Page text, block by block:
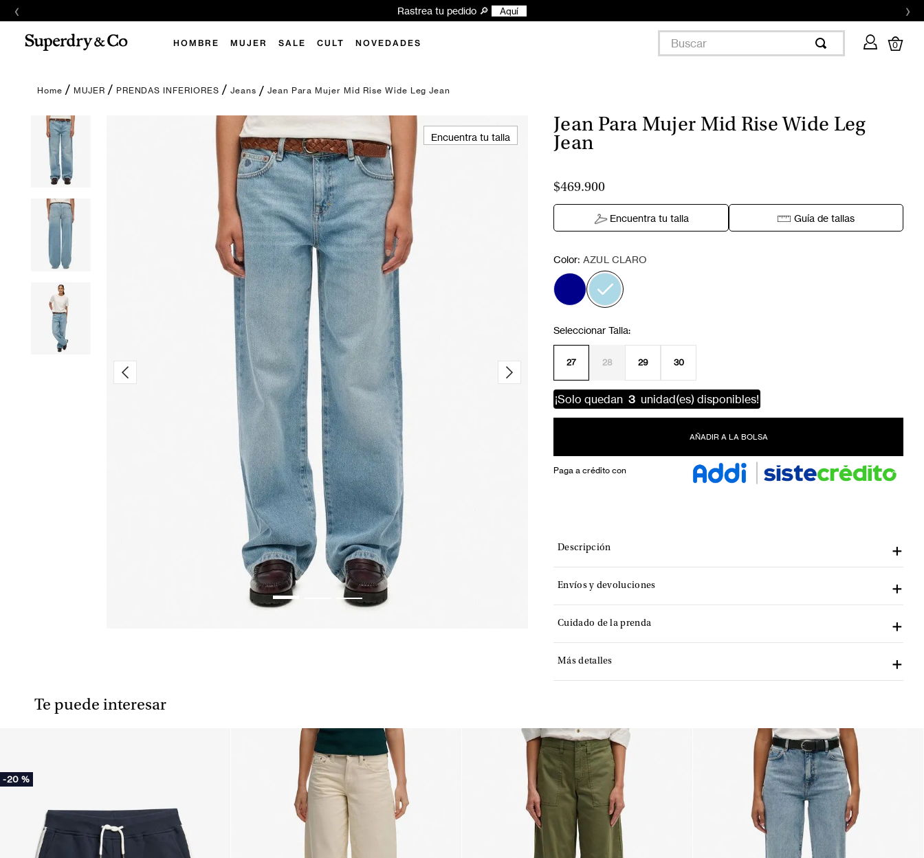
‹ Rastrea tu pedido 🔎 Aquí ›
HOMBRE MUJER SALE CULT NOVEDADES
Buscar
0
MUJER PRENDAS INFERIORES Jeans Jean Para Mujer Mid Rise Wide Leg Jean
Encuentra tu talla
Jean Para Mujer Mid Rise Wide Leg
Jean
$469.900
Encuentra tu talla Guía de tallas
Color: AZUL CLARO
27 28 29 30
¡Solo quedan 3 unidad(es) disponibles!
AÑADIR A LA BOLSA
Paga a crédito con
Descripción
Envíos y devoluciones
Cuidado de la prenda
Más detalles
Te puede interesar
-20 %